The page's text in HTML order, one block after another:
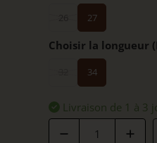
27
Choisir la longueur
34
Livraison de 1 à